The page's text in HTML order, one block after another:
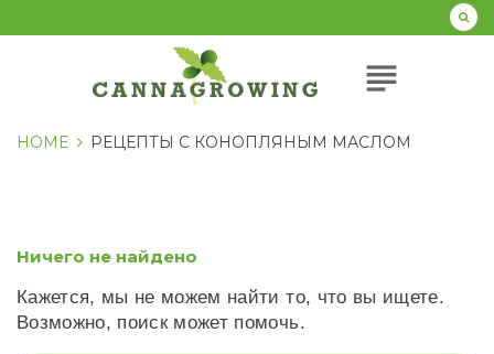
к
subject
HOME РЕЦЕПТЫ С КОНОПЛЯНЫМ МАСЛОМ
Ничего не найдено
Кажется, мы не можем найти то, что вы ищете.
Возможно, поиск может помочь.